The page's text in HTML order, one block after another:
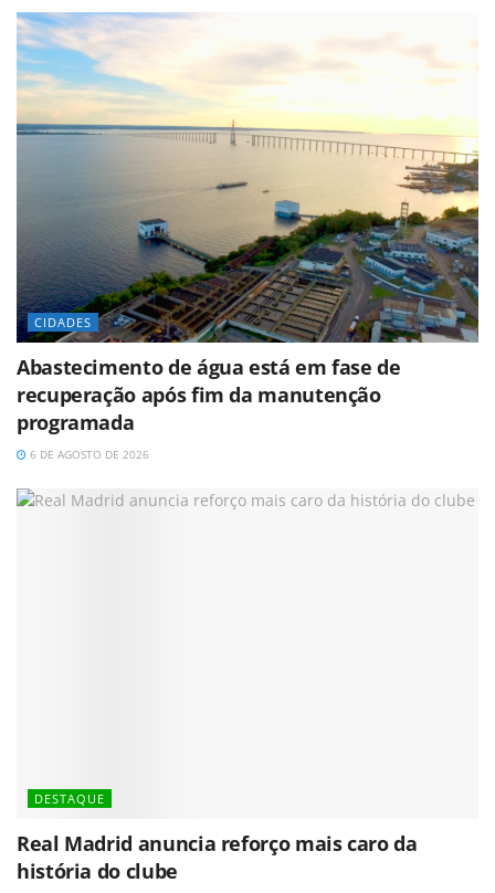
CIDADES
Abastecimento de água está em fase de
recuperação após fim da manutenção
programada
6 DE AGOSTO DE 2026
DESTAQUE
Real Madrid anuncia reforço mais caro da
história do clube